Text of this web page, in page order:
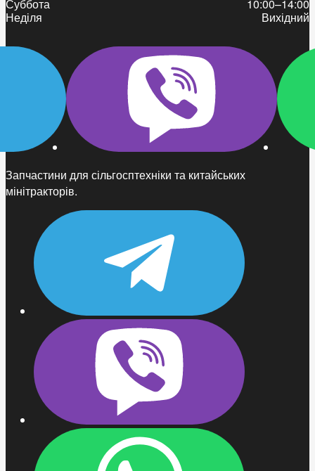
Запчастини для сільгосптехніки та китайських
мінітракторів.
Суббота
10:00–14:00
Неділя
Вихідний